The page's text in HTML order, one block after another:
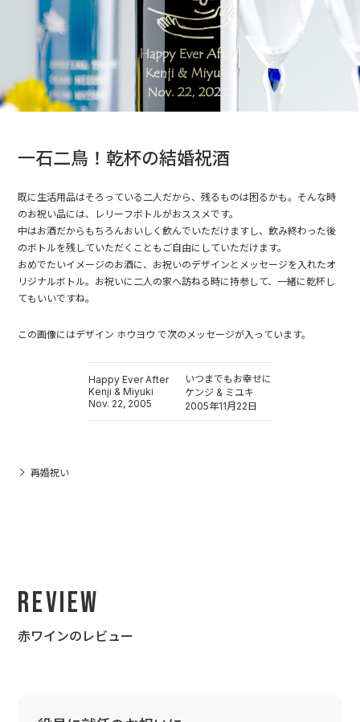
一石二鳥！乾杯の結婚祝酒
既に生活用品はそろっている二人だから、残るものは困るかも。そんな時
のお祝い品には、レリーフボトルがおススメです。
中はお酒だからもちろんおいしく飲んでいただけますし、飲み終わった後
のボトルを残していただくこともご自由にしていただけます。
おめでたいイメージのお酒に、お祝いのデザインとメッセージを入れたオ
リジナルボトル。お祝いに二人の家へ訪ねる時に持参して、一緒に乾杯し
てもいいですね。
この画像にはデザイン ホウヨウ で次のメッセージが入っています。
Happy Ever After
Kenji & Miyuki
Nov. 22, 2005
いつまでもお幸せに
ケンジ & ミユキ
2005年11月22日
再婚祝い
Review
赤ワインのレビュー